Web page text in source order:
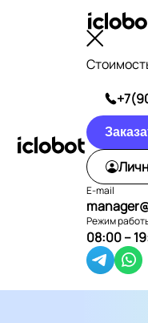
E-mail
Режим
08:00 –